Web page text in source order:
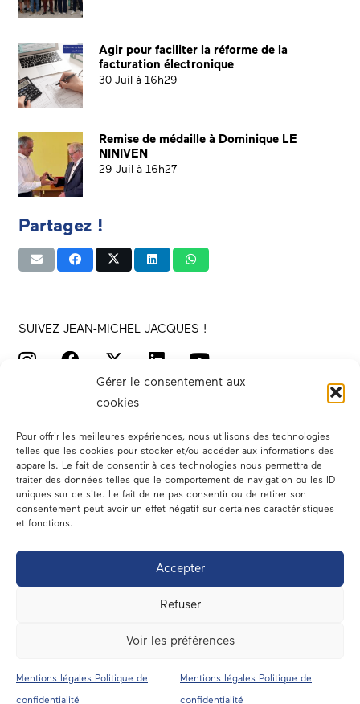
Gérer le consentement aux
cookies
Pour offrir les meilleures expériences, nous utilisons des technologies
telles que les cookies pour stocker et/ou accéder aux informations des
appareils. Le fait de consentir à ces technologies nous permettra de
traiter des données telles que le comportement de navigation ou les ID
uniques sur ce site. Le fait de ne pas consentir ou de retirer son
consentement peut avoir un effet négatif sur certaines caractéristiques
et fonctions.
Accepter
Refuser
Voir les préférences
Mentions légales Politique de
confidentialité
Mentions légales Politique de
confidentialité
Agir pour faciliter la réforme de la
facturation électronique
30 Juil à 16h29
Remise de médaille à Dominique LE
NINIVEN
29 Juil à 16h27
Partagez !
SUIVEZ JEAN-MICHEL JACQUES !
Votre député
Dans les médias
En circonscription
A l’assemblée
Contact
Mentions légales